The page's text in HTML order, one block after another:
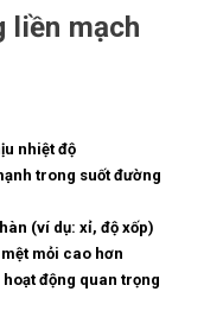
liền mạch
nhiệt độ
trong suốt đường
(ví dụ: xỉ, độ xốp)
mỏi cao hơn
động quan trọng